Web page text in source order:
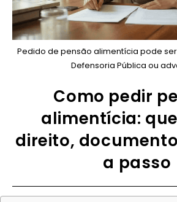
Pedido de pensão alimentícia pode
Defensoria Pública ou
Como pedir
alimentícia:
direito,
a passo